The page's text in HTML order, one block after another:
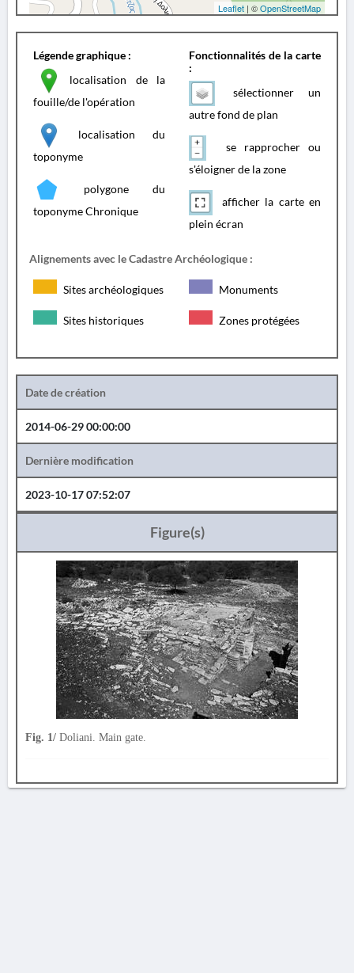
Leaflet | ©OpenStreetMap
Légende graphique :
localisation de la
fouille/de l'opération
localisation du
toponyme
polygone du
toponyme Chronique
Fonctionnalités de la carte
:
sélectionner un
autre fond de plan
se rapprocher ou
s'éloigner de la zone
afficher la carte en
plein écran
Alignements avec le Cadastre Archéologique :
Sites archéologiques Monuments
Sites historiques Zones protégées
Date de création
2014-06-29 00:00:00
Dernière modification
2023-10-17 07:52:07
Figure(s)
Fig. 1/ Doliani. Main gate.